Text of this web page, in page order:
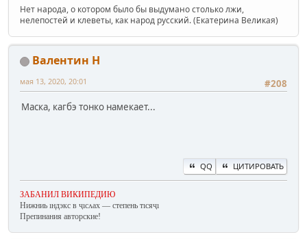
Нет народа, о котором было бы выдумано столько лжи,
нелепостей и клеветы, как народ русский. (Екатерина Великая)
Валентин Н
#208
мая 13, 2020, 20:01
Маска, кагбэ тонко намекает...
QQ ЦИТИРОВАТЬ
ЗАБАНИЛ ВИКИПЕДИЮ
Нижниь ıндэкс в ҷıсʌах — степень тıсяҷı
Препинания авторские!